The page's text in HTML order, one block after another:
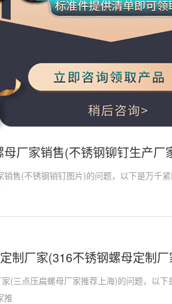
价(青岛德标卡箍批发价格)
生级蝶阀生产厂家)的问题，以下是万千紧
厂家销售(不锈钢铆钉生产厂
销售(不锈钢销钉图片)的问题，以下是万千
制厂家(316不锈钢螺母定制
(三点压扁螺母厂家推荐上海)的问题，以
推